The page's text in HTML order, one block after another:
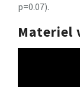
p=0.07).
Materiel